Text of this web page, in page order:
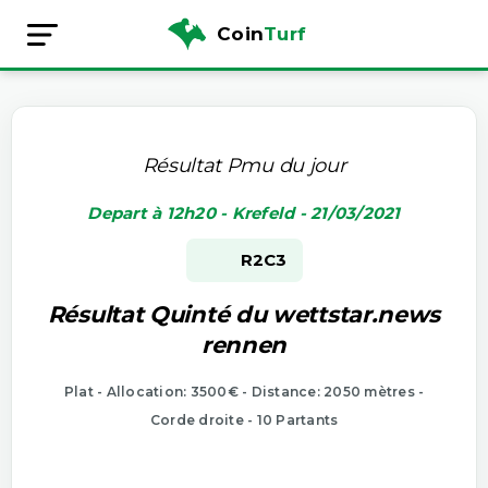
CoinTurf
Résultat Pmu du jour
Depart à 12h20 - Krefeld - 21/03/2021
R2C3
Résultat Quinté du wettstar.news
rennen
Plat - Allocation: 3500€ - Distance: 2050 mètres -
Corde droite - 10 Partants